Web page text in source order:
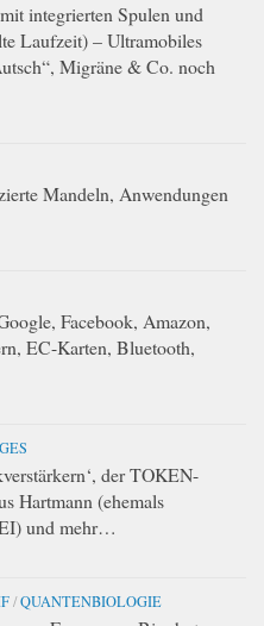
integrierten Spulen und
Laufzeit) – Ultramobiles
Migräne & Co. noch
Mandeln, Anwendungen
Facebook, Amazon,
EC-Karten, Bluetooth,
der TOKEN-
Hartmann (ehemals
und mehr…
/QUANTENBIOLOGIE